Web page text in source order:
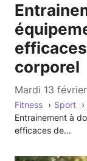
corporel
mardi 13
Fitness
Sport
Entrainement à
efficaces de...